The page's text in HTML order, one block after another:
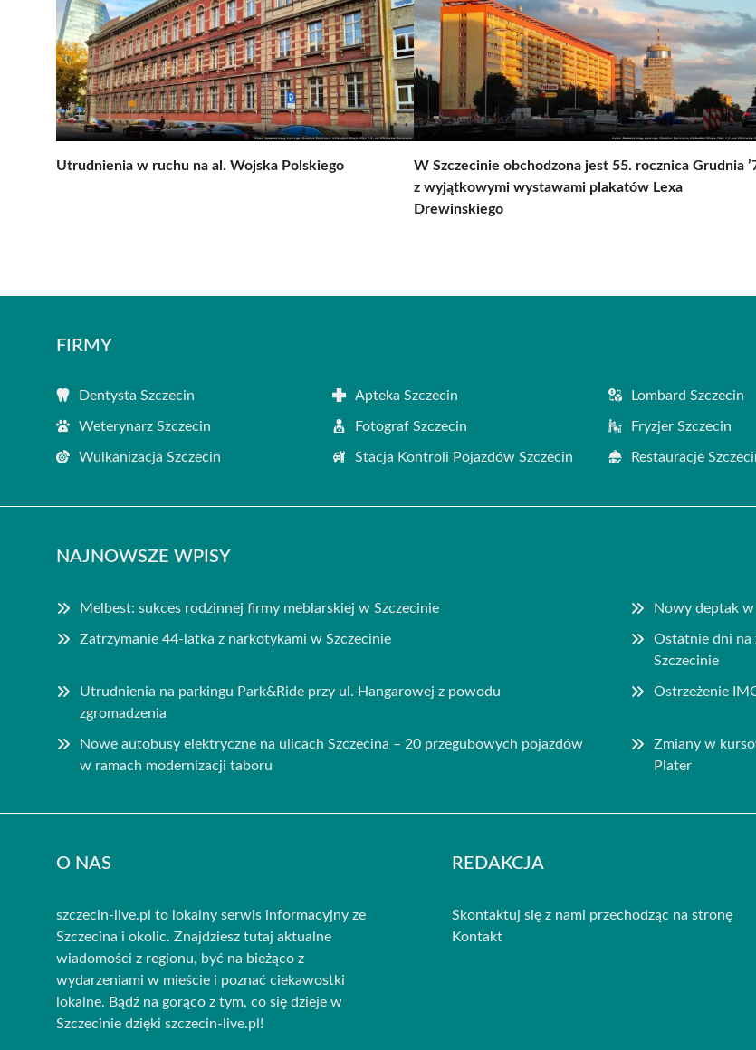
Utrudnienia w ruchu na al. Wojska Polskiego
W Szczecinie obchodzona jest 55. rocznica Grudnia
z wyjątkowymi wystawami plakatów Lexa
Drewinskiego
FIRMY
Dentysta Szczecin Apteka Szczecin Lombard Szczecin
Weterynarz Szczecin Fotograf Szczecin Fryzjer Szczecin
Wulkanizacja Szczecin Stacja Kontroli Pojazdów Szczecin Restauracje
NAJNOWSZE WPISY
Melbest: sukces rodzinnej firmy meblarskiej w Szczecinie Nowy deptak
Zatrzymanie 44-latka z narkotykami w Szczecinie
Ostatnie dni na
Szczecinie
Utrudnienia na parkingu Park&Ride przy ul. Hangarowej z powodu
zgromadzenia
Ostrzeżenie
Nowe autobusy elektryczne na ulicach Szczecina – 20 przegubowych pojazdów
w ramach modernizacji taboru
Zmiany w
Plater
O NAS
szczecin-live.pl to lokalny serwis informacyjny ze
Szczecina i okolic. Znajdziesz tutaj aktualne
wiadomości z regionu, być na bieżąco z
wydarzeniami w mieście i poznać ciekawostki
lokalne. Bądź na gorąco z tym, co się dzieje w
Szczecinie dzięki szczecin-live.pl!
REDAKCJA
Skontaktuj się z nami przechodząc na stronę
Kontakt